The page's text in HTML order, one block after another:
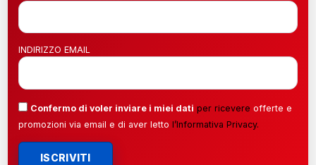
INDIRIZZO EMAIL
Confermo di voler inviare i miei dati per ricevere offerte e
promozioni via email e di aver letto l’Informativa Privacy.
ISCRIVITI